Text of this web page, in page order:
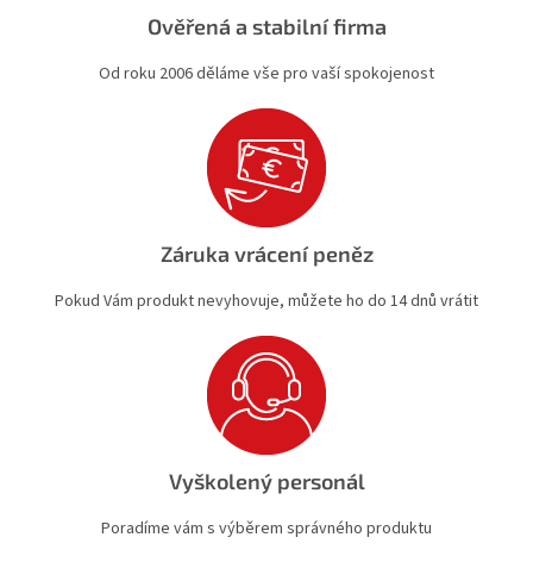
Ověřená a stabilní firma
Od roku 2006 děláme vše pro vaší spokojenost
Záruka vrácení peněz
Pokud Vám produkt nevyhovuje, můžete ho do 14 dnů vrátit
Vyškolený personál
Poradíme vám s výběrem správného produktu